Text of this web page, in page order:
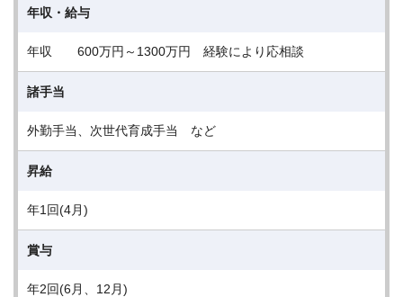
年収・給与
年収 600万円～1300万円 経験により応相談
諸手当
外勤手当、次世代育成手当 など
昇給
年1回(4月)
賞与
年2回(6月、12月)